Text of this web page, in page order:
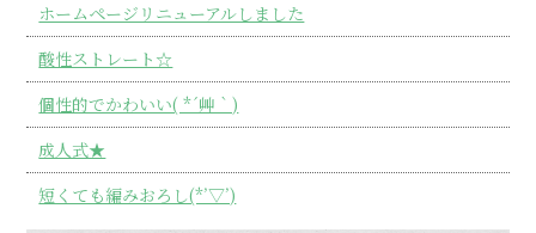
ホームページリニューアルしました
酸性ストレート☆
個性的でかわいい( *´艸｀)
成人式★
短くても編みおろし(*’▽’)